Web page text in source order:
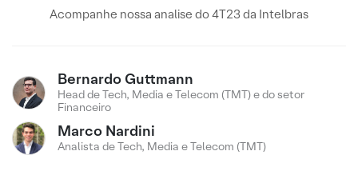
Acompanhe nossa analise do 4T23 da Intelbras
Bernardo Guttmann
Head de Tech, Media e Telecom (TMT) e do setor
Financeiro
Marco Nardini
Analista de Tech, Media e Telecom (TMT)